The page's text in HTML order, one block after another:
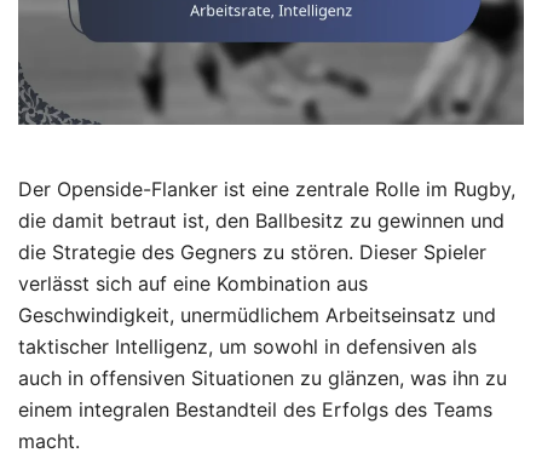
Der Openside-Flanker ist eine zentrale Rolle im Rugby,
die damit betraut ist, den Ballbesitz zu gewinnen und
die Strategie des Gegners zu stören. Dieser Spieler
verlässt sich auf eine Kombination aus
Geschwindigkeit, unermüdlichem Arbeitseinsatz und
taktischer Intelligenz, um sowohl in defensiven als
auch in offensiven Situationen zu glänzen, was ihn zu
einem integralen Bestandteil des Erfolgs des Teams
macht.